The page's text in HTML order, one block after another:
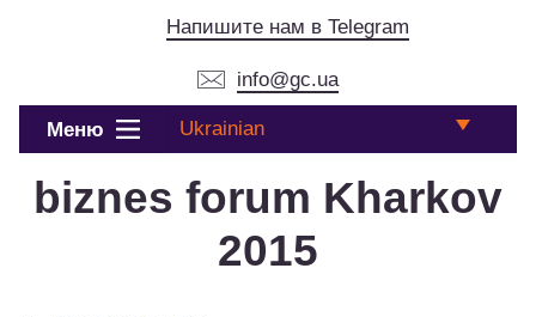
Напишите нам в Telegram
info@gc.ua
Меню Ukrainian
biznes forum Kharkov
2015